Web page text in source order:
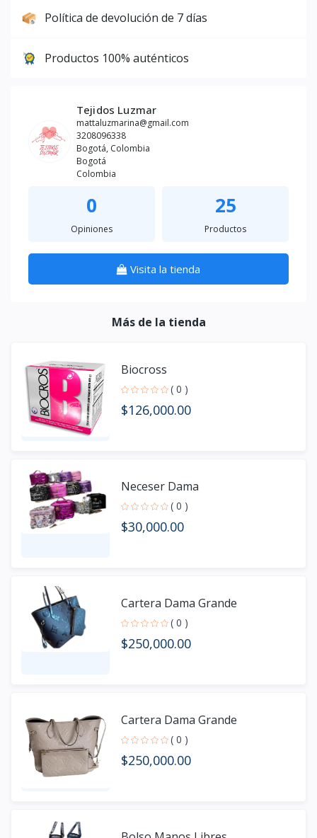
Política de devolución de 7 días
Productos 100% auténticos
Tejidos Luzmar
mattaluzmarina@gmail.com
3208096338
Bogotá, Colombia
Bogotá
Colombia
0
Opiniones
25
Productos
Visita la tienda
Más de la tienda
Biocross
( 0 )
$126,000.00
Neceser Dama
( 0 )
$30,000.00
Cartera Dama Grande
( 0 )
$250,000.00
Cartera Dama Grande
( 0 )
$250,000.00